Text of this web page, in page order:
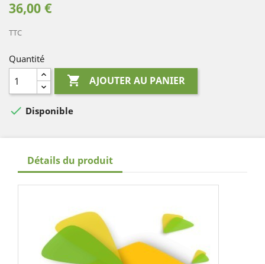
36,00 €
TTC
Quantité
 AJOUTER AU PANIER
 Disponible
Détails du produit